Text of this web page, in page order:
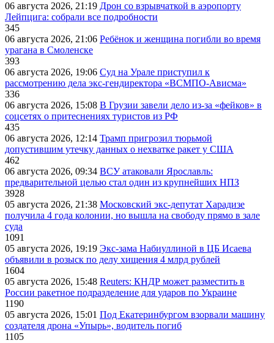
06 августа 2026, 21:19 Дрон со взрывчаткой в аэропорту
Лейпцига: собрали все подробности
345
06 августа 2026, 21:06 Ребёнок и женщина погибли во время
урагана в Смоленске
393
06 августа 2026, 19:06 Суд на Урале приступил к
рассмотрению дела экс-гендиректора «ВСМПО-Ависма»
336
06 августа 2026, 15:08 В Грузии завели дело из-за «фейков» в
соцсетях о притеснениях туристов из РФ
435
06 августа 2026, 12:14 Трамп пригрозил тюрьмой
допустившим утечку данных о нехватке ракет у США
462
06 августа 2026, 09:34 ВСУ атаковали Ярославль:
предварительной целью стал один из крупнейших НПЗ
3928
05 августа 2026, 21:38 Московский экс-депутат Харадизе
получила 4 года колонии, но вышла на свободу прямо в зале
суда
1091
05 августа 2026, 19:19 Экс-зама Набиуллиной в ЦБ Исаева
объявили в розыск по делу хищения 4 млрд рублей
1604
05 августа 2026, 15:48 Reuters: КНДР может разместить в
России ракетное подразделение для ударов по Украине
1190
05 августа 2026, 15:01 Под Екатеринбургом взорвали машину
создателя дрона «Упырь», водитель погиб
1105